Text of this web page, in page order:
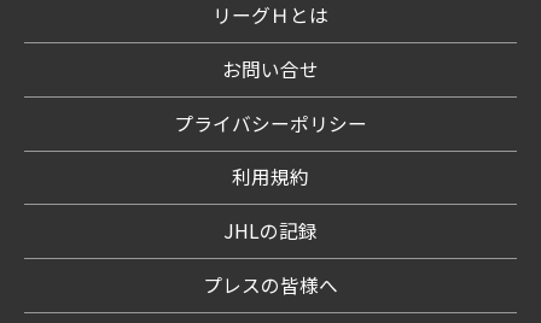
リーグＨとは
お問い合せ
プライバシーポリシー
利用規約
JHLの記録
プレスの皆様へ